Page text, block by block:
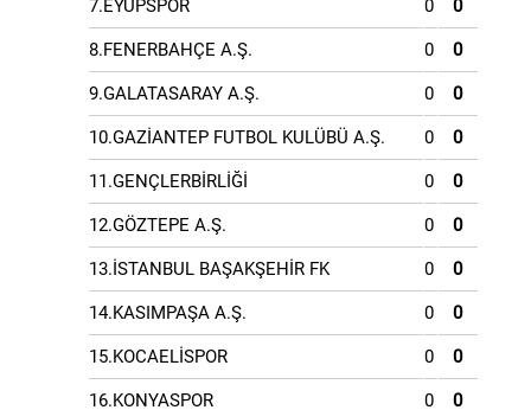
7.EYÜPSPOR 0 0
8.FENERBAHÇE A.Ş. 0 0
9.GALATASARAY A.Ş. 0 0
10.GAZİANTEP FUTBOL KULÜBÜ A.Ş. 0 0
11.GENÇLERBİRLİĞİ 0 0
12.GÖZTEPE A.Ş. 0 0
13.İSTANBUL BAŞAKŞEHİR FK 0 0
14.KASIMPAŞA A.Ş. 0 0
15.KOCAELİSPOR 0 0
16.KONYASPOR 0 0